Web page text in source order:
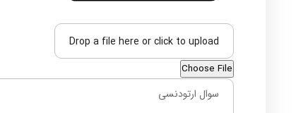
Drop a file here or click to upload
Choose File